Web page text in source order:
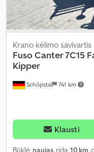
Schöpstal 741 km
Krano kėlimo savivartis
FusoCanter 7C15
Kipper
Klausti
Būklė: naujas, rida:10 km,